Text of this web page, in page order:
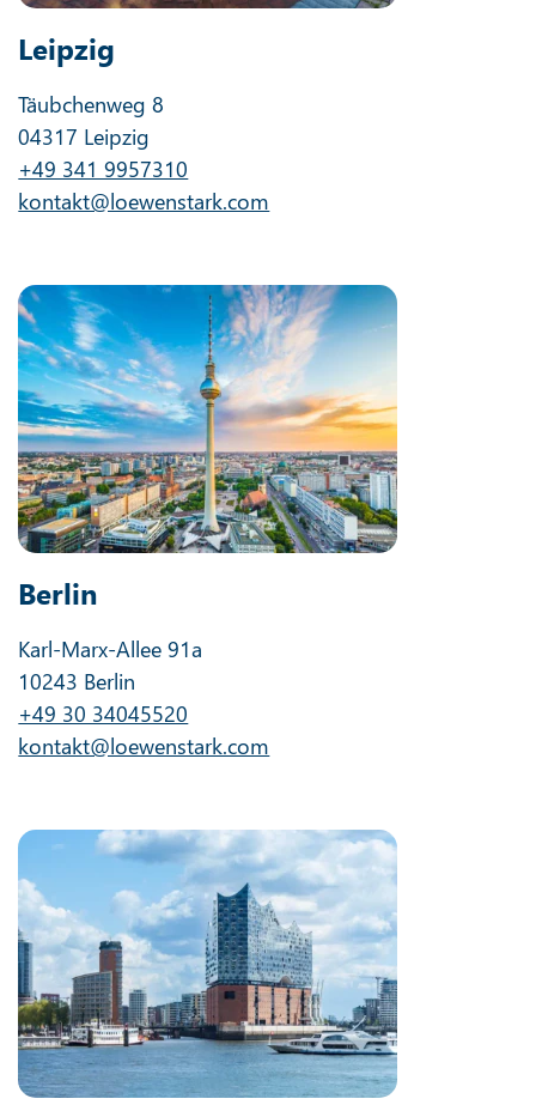
Leipzig
Täubchenweg 8
04317 Leipzig
+49 341 9957310
kontakt@loewenstark.com
Berlin
Karl-Marx-Allee 91a
10243 Berlin
+49 30 34045520
kontakt@loewenstark.com